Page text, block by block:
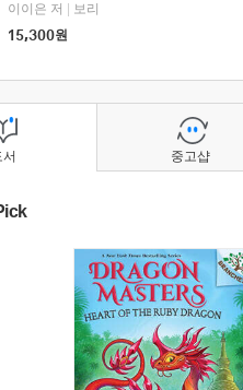
이이은 저
보리
15,300원
서 중고샵